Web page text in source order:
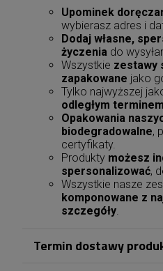
Upominek
wybierasz adres i
Dodaj własne,
życzenia do
Wszystkie zestawy
zapakowane jako
Tylko najwyższej
odległym
Opakowania
biodegradowalne,
certyfikaty.
Produkty możesz
spersonalizować,
Wszystkie nasze
komponowane z
szczegóły.
Termin dostawy